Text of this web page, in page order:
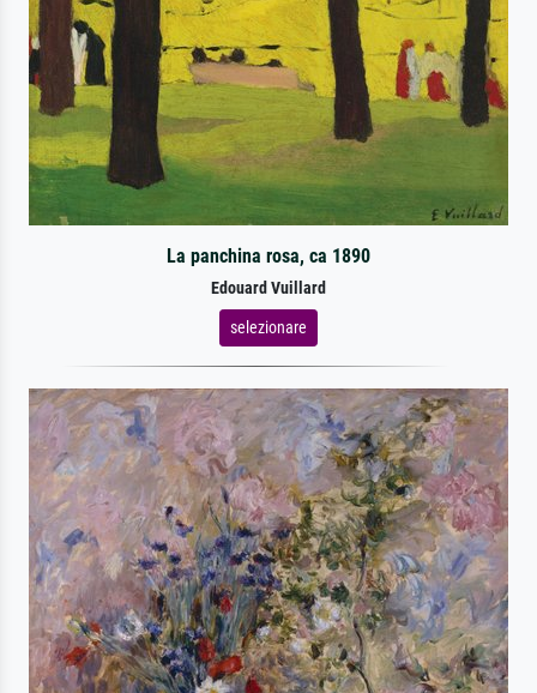
La panchina rosa, ca 1890
Edouard Vuillard
selezionare